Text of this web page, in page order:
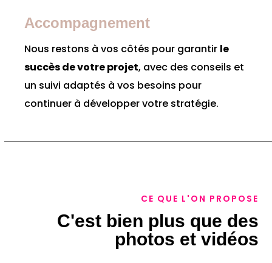
Accompagnement
Nous restons à vos côtés pour garantir le
succès de votre projet, avec des conseils et
un suivi adaptés à vos besoins pour
continuer à développer votre stratégie.
CE QUE L'ON PROPOSE
C'est bien plus que des
photos et vidéos